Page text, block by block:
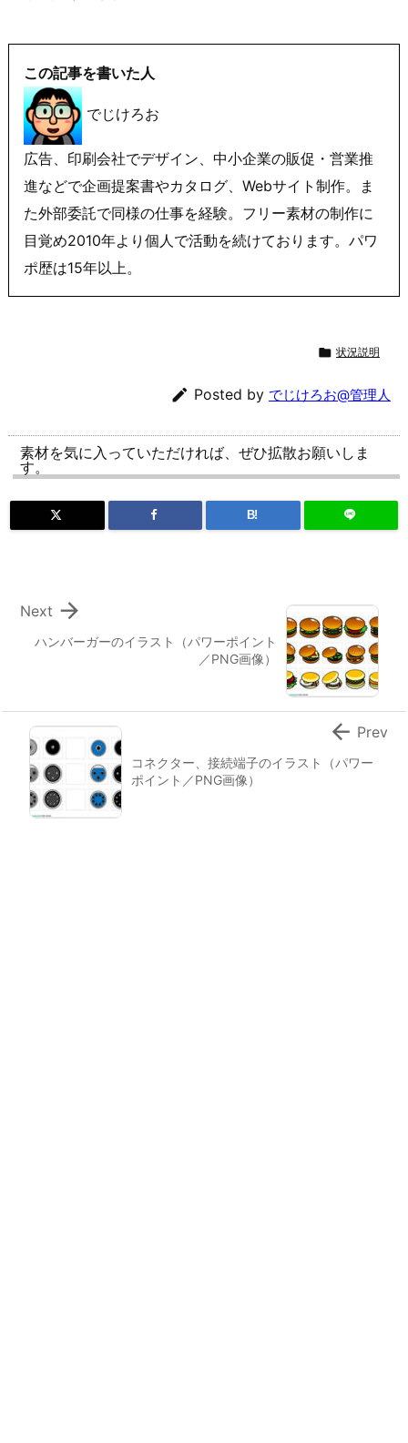
この記事を書いた人
でじけろお
広告、印刷会社でデザイン、中小企業の販促・営業推
進などで企画提案書やカタログ、Webサイト制作。ま
た外部委託で同様の仕事を経験。フリー素材の制作に
目覚め2010年より個人で活動を続けております。パワ
ポ歴は15年以上。
 状況説明
 Posted by でじけろお@管理人
素材を気に入っていただければ、ぜひ拡散お願いしま
す。
B!
ハンバーガーのイラスト（パワーポイント
／PNG画像）

Next
コネクター、接続端子のイラスト（パワー
ポイント／PNG画像）
 Prev